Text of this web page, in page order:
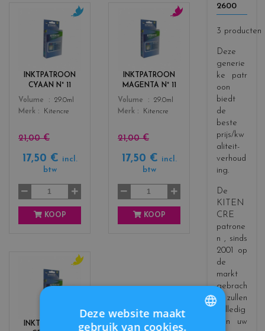
INKTPATROON
CYAAN N° 11
Color
r
c
Volume
29.0ml
Merk
Kitencre
21,00 €
17,50 €
incl.
btw
KOOP
INKTPATROON
MAGENTA N° 11
Color
r
s
m
t
Volume
29.0ml
Merk
Kitencre
21,00 €
17,50 €
incl.
btw
KOOP
INKTPATROON
o
2600
3 producten
Deze
generie
ke patr
oon
biedt
de
beste
prijs/kw
aliteit-
verhoud
ing.
De
KITEN
CRE
patrone
n , sinds
2001 op
de
markt
gebrach
t, zullen
volledig
aan uw
Deze website maakt
gebruik van cookies.